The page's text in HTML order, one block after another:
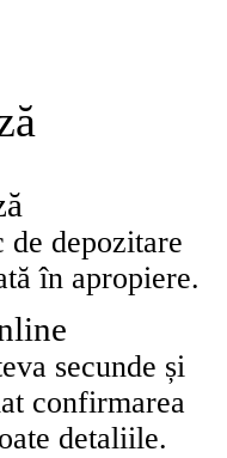
de depozitare
în apropiere.
secunde și
confirmarea
detaliile.